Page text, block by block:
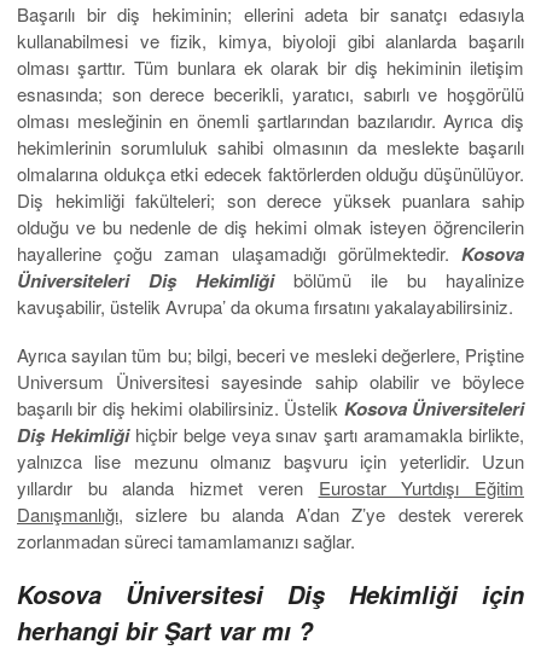
Başarılı bir diş hekiminin; ellerini adeta bir sanatçı edasıyla
kullanabilmesi ve fizik, kimya, biyoloji gibi alanlarda başarılı
olması şarttır. Tüm bunlara ek olarak bir diş hekiminin iletişim
esnasında; son derece becerikli, yaratıcı, sabırlı ve hoşgörülü
olması mesleğinin en önemli şartlarından bazılarıdır. Ayrıca diş
hekimlerinin sorumluluk sahibi olmasının da meslekte başarılı
olmalarına oldukça etki edecek faktörlerden olduğu düşünülüyor.
Diş hekimliği fakülteleri; son derece yüksek puanlara sahip
olduğu ve bu nedenle de diş hekimi olmak isteyen öğrencilerin
hayallerine çoğu zaman ulaşamadığı görülmektedir. Kosova
Üniversiteleri Diş Hekimliğibölümü ile bu hayalinize
kavuşabilir, üstelik Avrupa’ da okuma fırsatını yakalayabilirsiniz.
Ayrıca sayılan tüm bu; bilgi, beceri ve mesleki değerlere, Priştine
Universum Üniversitesi sayesinde sahip olabilir ve böylece
başarılı bir diş hekimi olabilirsiniz. Üstelik Kosova Üniversiteleri
Diş Hekimliğihiçbir belge veya sınav şartı aramamakla birlikte,
yalnızca lise mezunu olmanız başvuru için yeterlidir. Uzun
yıllardır bu alanda hizmet veren Eurostar Yurtdışı Eğitim
Danışmanlığı, sizlere bu alanda A’dan Z’ye destek vererek
zorlanmadan süreci tamamlamanızı sağlar.
Kosova Üniversitesi Diş Hekimliği için
herhangi bir Şart var mı ?